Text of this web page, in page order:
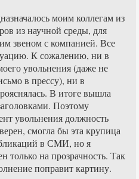
моим коллегам из
из научной среды, для
звеном с компанией. Все
К сожалению, ни в
увольнения (даже не
в прессу), ни в
В итоге вышла
Поэтому
увольнения должность
смогла бы эта крупица
в СМИ, но я
только на прозрачность. Так
поправит картину.